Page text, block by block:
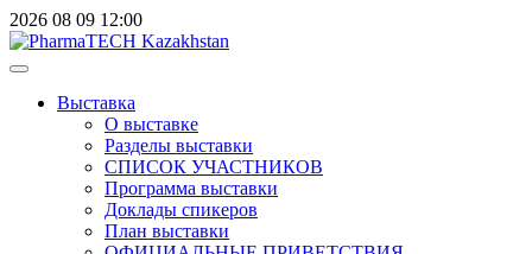
2026 08 09 12:00
Выставка
О выставке
Разделы выставки
СПИСОК УЧАСТНИКОВ
Программа выставки
Доклады спикеров
План выставки